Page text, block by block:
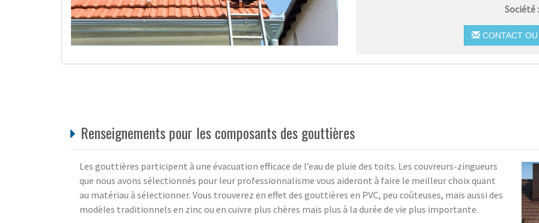
Société
CONTACT OU
Renseignements pour les composants des gouttières
Les gouttières participent à une évacuation efficace de l’eau de pluie des toits. Les couvreurs-zingueurs
que nous avons sélectionnés pour leur professionnalisme vous aideront à faire le meilleur choix quant
au matériau à sélectionner. Vous trouverez en effet des gouttières en PVC, peu coûteuses, mais aussi des
modèles traditionnels en zinc ou en cuivre plus chères mais plus à la durée de vie plus importante.